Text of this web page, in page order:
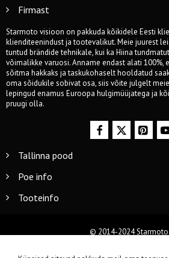
Firmast
Starmoto visioon on pakkuda kõikidele Eesti
klienditeenindust ja tootevalikut. Meie juurest
tuntud brändide tehnikale, kui ka Hiina
võimalikke varuosi. Anname endast alati 100%,
sõitma hakkaks ja taskukohaselt hooldatud
oma sõidukile sobivat osa, siis võite julgelt
lepingud enamus Euroopa hulgimüüjatega ja
pruugi olla.
Tallinna pood
Poe info
Tooteinfo
© 2014-2024 Starmoto